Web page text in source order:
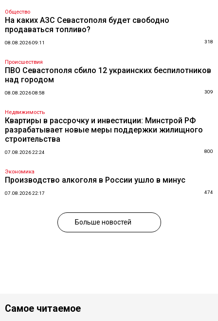
Общество
На каких АЗС Севастополя будет свободно
продаваться топливо?
08.08.2026 09:11 318
Происшествия
ПВО Севастополя сбило 12 украинских беспилотников
над городом
08.08.2026 08:58 309
Недвижимость
Квартиры в рассрочку и инвестиции: Минстрой РФ
разрабатывает новые меры поддержки жилищного
строительства
07.08.2026 22:24 800
Экономика
Производство алкоголя в России ушло в минус
07.08.2026 22:17 474
Больше новостей
Самое читаемое